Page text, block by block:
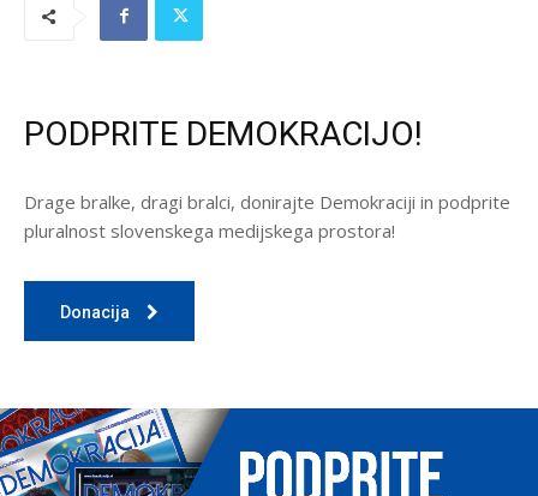
PODPRITE DEMOKRACIJO!
Drage bralke, dragi bralci, donirajte Demokraciji in podprite
pluralnost slovenskega medijskega prostora!
Donacija